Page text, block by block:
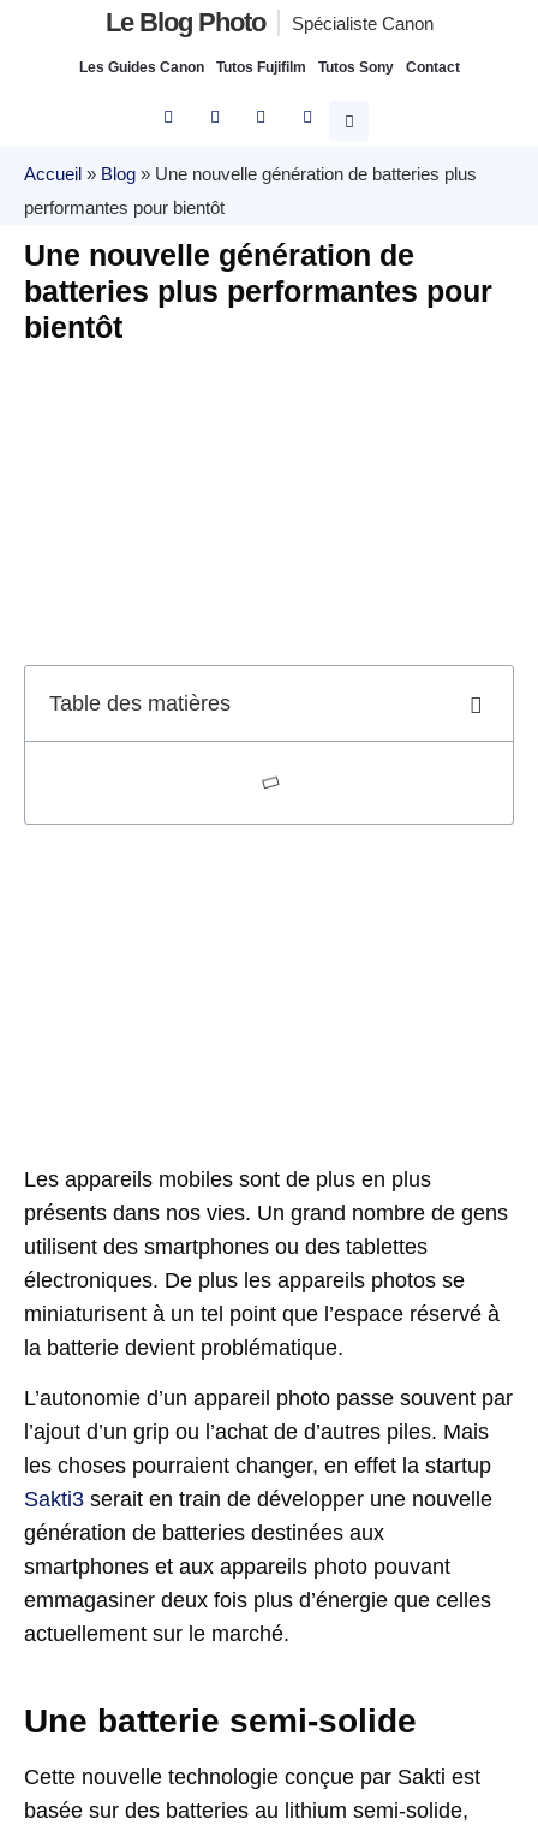
Le Blog Photo Spécialiste Canon
Les Guides Canon Tutos Fujifilm Tutos Sony Contact
Accueil » Blog » Une nouvelle génération de batteries plus
performantes pour bientôt
Une nouvelle génération de
batteries plus performantes pour
bientôt
Table des matières
Les appareils mobiles sont de plus en plus
présents dans nos vies. Un grand nombre de gens
utilisent des smartphones ou des tablettes
électroniques. De plus les appareils photos se
miniaturisent à un tel point que l’espace réservé à
la batterie devient problématique.
L’autonomie d’un appareil photo passe souvent par
l’ajout d’un grip ou l’achat de d’autres piles. Mais
les choses pourraient changer, en effet la startup
Sakti3 serait en train de développer une nouvelle
génération de batteries destinées aux
smartphones et aux appareils photo pouvant
emmagasiner deux fois plus d’énergie que celles
actuellement sur le marché.
Une batterie semi-solide
Cette nouvelle technologie conçue par Sakti est
basée sur des batteries au lithium semi-solide,